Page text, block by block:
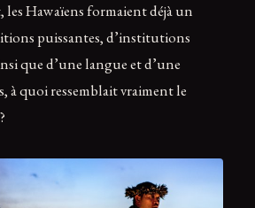
les Hawaïens formaient déjà un
puissantes, d’institutions
que d’une langue et d’une
à quoi ressemblait vraiment le
?